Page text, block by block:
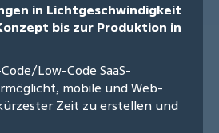
in Lichtgeschwindigkeit
bis zur Produktion in
Low-Code SaaS-
mobile und Web-
Zeit zu erstellen und